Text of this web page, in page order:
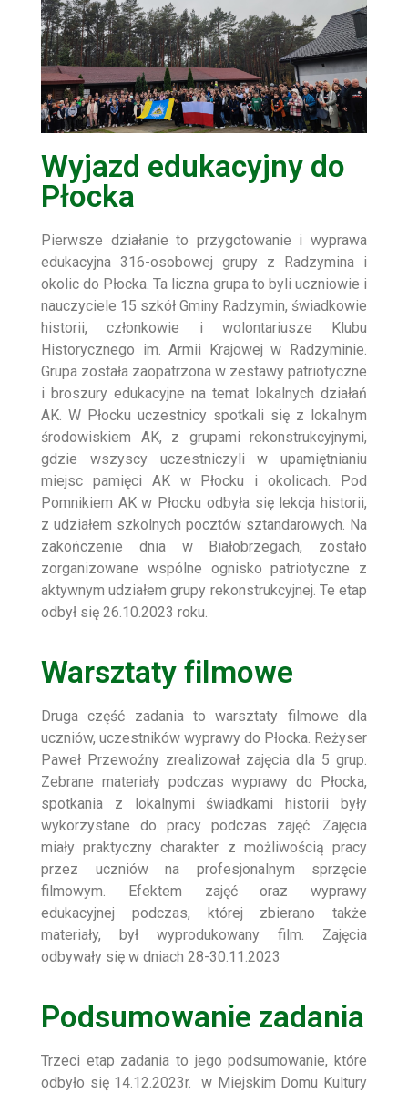
Wyjazd edukacyjny do
Płocka
Pierwsze działanie to przygotowanie i wyprawa
edukacyjna 316-osobowej grupy z Radzymina i
okolic do Płocka. Ta liczna grupa to byli uczniowie i
nauczyciele 15 szkół Gminy Radzymin, świadkowie
historii, członkowie i wolontariusze Klubu
Historycznego im. Armii Krajowej w Radzyminie.
Grupa została zaopatrzona w zestawy patriotyczne
i broszury edukacyjne na temat lokalnych działań
AK. W Płocku uczestnicy spotkali się z lokalnym
środowiskiem AK, z grupami rekonstrukcyjnymi,
gdzie wszyscy uczestniczyli w upamiętnianiu
miejsc pamięci AK w Płocku i okolicach. Pod
Pomnikiem AK w Płocku odbyła się lekcja historii,
z udziałem szkolnych pocztów sztandarowych. Na
zakończenie dnia w Białobrzegach, zostało
zorganizowane wspólne ognisko patriotyczne z
aktywnym udziałem grupy rekonstrukcyjnej. Te etap
odbył się 26.10.2023 roku.
Warsztaty filmowe
Druga część zadania to warsztaty filmowe dla
uczniów, uczestników wyprawy do Płocka. Reżyser
Paweł Przewoźny zrealizował zajęcia dla 5 grup.
Zebrane materiały podczas wyprawy do Płocka,
spotkania z lokalnymi świadkami historii były
wykorzystane do pracy podczas zajęć. Zajęcia
miały praktyczny charakter z możliwością pracy
przez uczniów na profesjonalnym sprzęcie
filmowym. Efektem zajęć oraz wyprawy
edukacyjnej podczas, której zbierano także
materiały, był wyprodukowany film. Zajęcia
odbywały się w dniach 28-30.11.2023
Podsumowanie zadania
Trzeci etap zadania to jego podsumowanie, które
odbyło się 14.12.2023r. w Miejskim Domu Kultury